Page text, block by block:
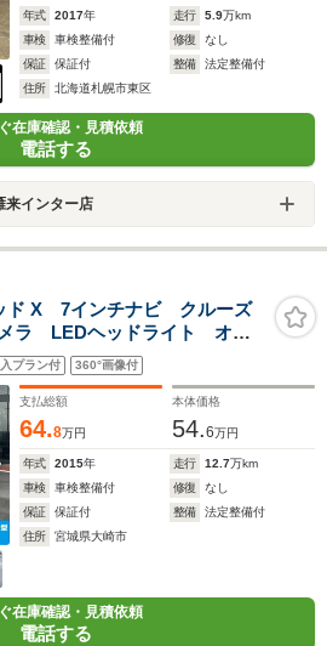
年式 2017年 走行 5.9万km
車検
車検整備付 修復
なし
保証
保証付 整備
法定整備付
住所
北海道札幌市東区
在庫確認・見積依頼
電話する
来インター店
ド X 7インチナビ クルーズ
ラ LEDヘッドライト オー
ハーフレザーシート CD
TV ETC ドライブレコー
ン
プラン付 360°画像付
支払総額
64.8万円
本体価格
54.6万円
年式 2015年 走行 12.7万km
車検
車検整備付 修復
なし
保証
保証付 整備
法定整備付
住所
宮城県大崎市
在庫確認・見積依頼
電話する